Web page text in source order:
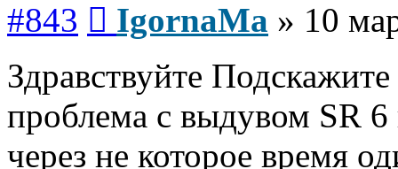
#843 IgornaMa » 10
Здравствуйте
проблема с выдувом SR
через не которое время